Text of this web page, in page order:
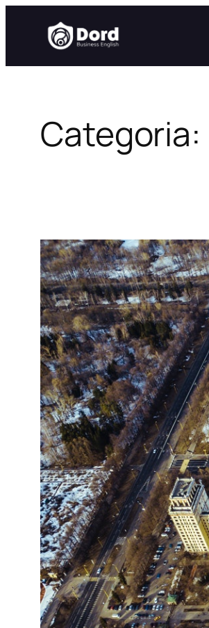
Categoria: